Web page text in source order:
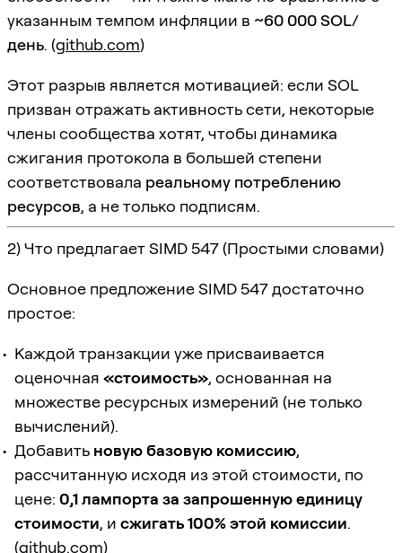
указанным темпом инфляции в ~60 000 SOL/
день. (github.com)
Этот разрыв является мотивацией: если SOL
призван отражать активность сети, некоторые
члены сообщества хотят, чтобы динамика
сжигания протокола в большей степени
соответствовала реальному потреблению
ресурсов, а не только подписям.
2) Что предлагает SIMD 547 (Простыми словами)
Основное предложение SIMD 547 достаточно
простое:
Каждой транзакции уже присваивается
оценочная «стоимость», основанная на
множестве ресурсных измерений (не только
вычислений).
Добавить новую базовую комиссию,
рассчитанную исходя из этой стоимости, по
цене: 0,1 лампорта за запрошенную единицу
стоимости, и сжигать 100% этой комиссии.
(github.com)